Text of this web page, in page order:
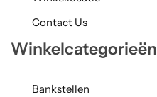
Contact Us
Winkelcategorieën
Bankstellen